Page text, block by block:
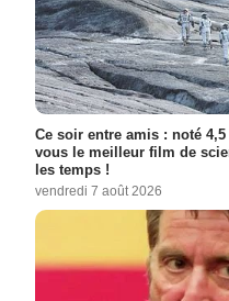
Ce soir entre amis : noté
vous le meilleur film de
les temps !
vendredi 7 août 2026